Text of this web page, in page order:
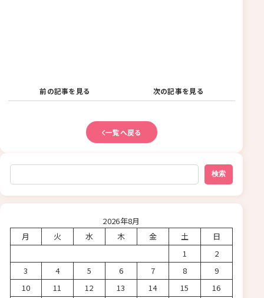
前の記事を見る 次の記事を見る
一覧へ戻る
検索
検索
2026年8月
月
火 水 木 金 土
日
1
2
3
4 5 6 7 8
9
10
11 12 13 14 15
16